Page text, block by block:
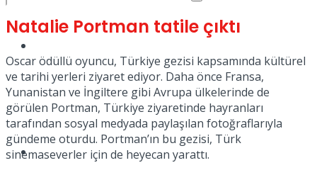
Müzik
No Result
View All Result
Natalie Portman tatile çıktı
Oscar ödüllü oyuncu, Türkiye gezisi kapsamında kültürel
ve tarihi yerleri ziyaret ediyor. Daha önce Fransa,
Yunanistan ve İngiltere gibi Avrupa ülkelerinde de
görülen Portman, Türkiye ziyaretinde hayranları
tarafından sosyal medyada paylaşılan fotoğraflarıyla
gündeme oturdu. Portman’ın bu gezisi, Türk
sinemaseverler için de heyecan yarattı.